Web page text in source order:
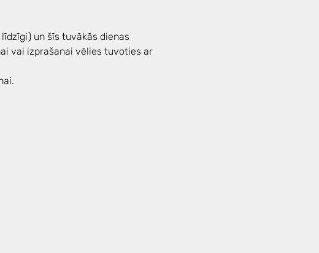
un šīs tuvākās dienas
vai izprašanai vēlies tuvoties ar